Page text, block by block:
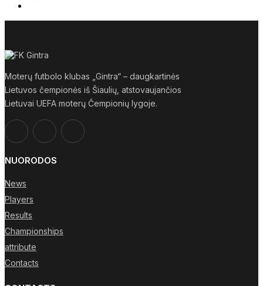
Moterų futbolo klubas „Gintra“ – daugkartinės
Lietuvos čempionės iš Šiaulių, atstovaujančios
Lietuvai UEFA moterų Čempionių lygoje.
NUORODOS
News
Players
Results
Championships
attribute
Contacts